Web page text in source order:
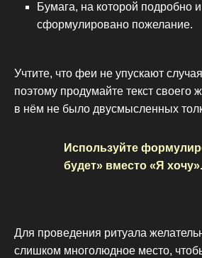
Бумага, на которой подробно
сформулировано пожелание.
Учтите, что феи не упускают
поэтому продумайте текст своего
в нём не было двусмысленных
Используйте
будет» вместо «Я хочу».
Для проведения ритуала
слишком многолюдное место,